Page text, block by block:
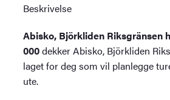
Beskrivelse
Abisko, Björkliden Riksgränsen
000dekker Abisko, Björkliden
laget for deg som vil planlegge
ute.